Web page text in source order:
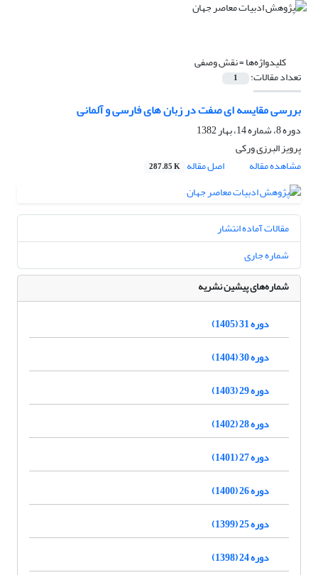
کلیدواژه‌ها =نقش وصفی
تعداد مقالات: 1
بررسی مقایسه ای صفت در زبان های فارسی و آلمانی
دوره 8، شماره 14، بهار 1382
پرویز البرزى ورکى
مشاهده مقاله
اصل مقاله 287.85 K
مقالات آماده انتشار
شماره جاری
شماره‌های پیشین نشریه
دوره 31 (1405)
دوره 30 (1404)
دوره 29 (1403)
دوره 28 (1402)
دوره 27 (1401)
دوره 26 (1400)
دوره 25 (1399)
دوره 24 (1398)